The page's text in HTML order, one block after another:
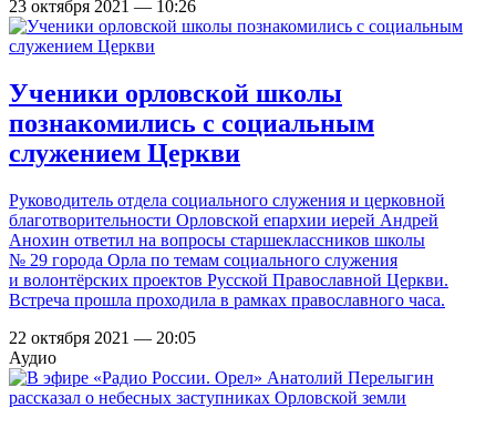
23 октября 2021 — 10:26
Ученики орловской школы
познакомились с социальным
служением Церкви
Руководитель отдела социального служения и церковной
благотворительности Орловской епархии иерей Андрей
Анохин ответил на вопросы старшеклассников школы
№ 29 города Орла по темам социального служения
и волонтёрских проектов Русской Православной Церкви.
Встреча прошла проходила в рамках православного часа.
22 октября 2021 — 20:05
Аудио